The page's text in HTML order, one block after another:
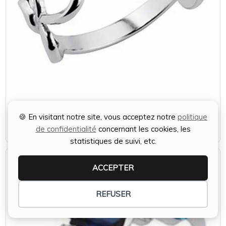
🍪 En visitant notre site, vous acceptez notre politique
de confidentialité concernant les cookies, les
statistiques de suivi, etc.
ACCEPTER
REFUSER
€ 37,00Le
prix
était :
€37,00.
€25,00Le
prix
est :
€25,00.